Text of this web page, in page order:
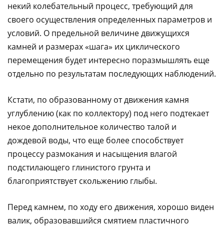
некий колебательный процесс, требующий для
своего осуществления определенных параметров и
условий. О предельной величине движущихся
камней и размерах «шага» их циклического
перемещения будет интересно поразмышлять еще
отдельно по результатам последующих наблюдений.
Кстати, по образованному от движения камня
углублению (как по коллектору) под него подтекает
некое дополнительное количество талой и
дождевой воды, что еще более способствует
процессу размокания и насыщения влагой
подстилающего глинистого грунта и
благоприятствует скольжению глыбы.
Перед камнем, по ходу его движения, хорошо виден
валик, образовавшийся смятием пластичного